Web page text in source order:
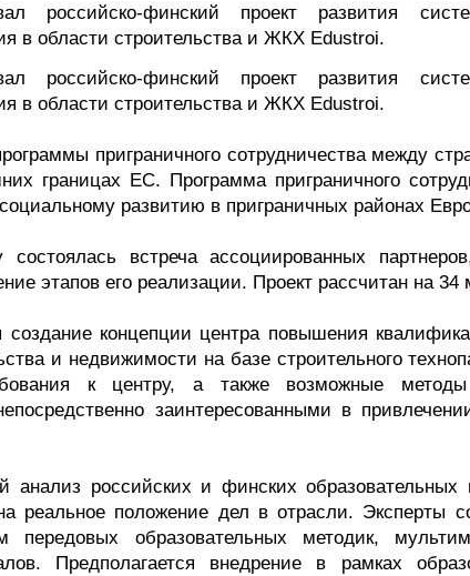
российско-финский проект развития
в области строительства и ЖКХ Edustroi.
российско-финский проект развития
в области строительства и ЖКХ Edustroi.
приграничного сотрудничества между
границах ЕС. Программа приграничного
развитию в приграничных районах
состоялась встреча ассоциированных
этапов его реализации. Проект рассчитан на 34
концепции центра повышения
и недвижимости на базе строительного
к центру, а также возможные
заинтересованными в
анализ российских и финских
реальное положение дел в отрасли. Эксперты
передовых образовательных методик,
Предполагается внедрение в рамках